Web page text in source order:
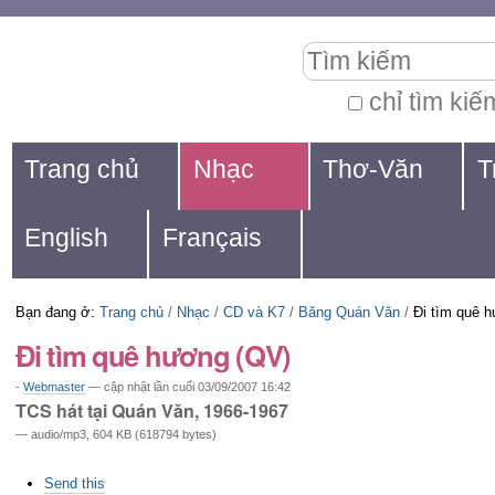
dung.
đến
mục
định
hướng
cá
nhân
chỉ tìm
kiếm
Navigation
Trang chủ Nhạc Thơ-Văn
English Français
Bạn đang ở: Trang chủ / Nhạc / CD và K7 / Băng Quán Văn / Đi tìm quê
Đi tìm quê hương (QV)
- Webmaster — cập nhật lần cuối 03/09/2007 16:42
TCS hát tại Quán Văn, 1966-1967
— audio/mp3, 604 KB (618794 bytes)
thao
Send this